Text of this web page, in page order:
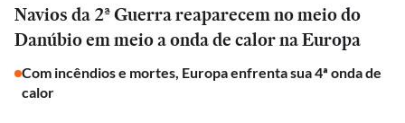
Navios da 2ª Guerra reaparecem no meio do
Danúbio em meio a onda de calor na Europa
Com incêndios e mortes, Europa enfrenta sua 4ª onda de
calor